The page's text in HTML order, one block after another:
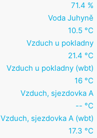
71.4 %
Voda Juhyně
10.5 °C
Vzduch u pokladny
21.4 °C
Vzduch u pokladny (wbt)
16 °C
Vzduch, sjezdovka A
-- °C
Vzduch, sjezdovka A (wbt)
17.3 °C